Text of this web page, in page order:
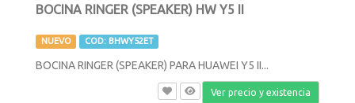
BOCINA RINGER (SPEAKER) HW Y5 II
NUEVO COD: BHWY52ET
BOCINA RINGER (SPEAKER) PARA HUAWEI Y5 II...
Ver precio y existencia